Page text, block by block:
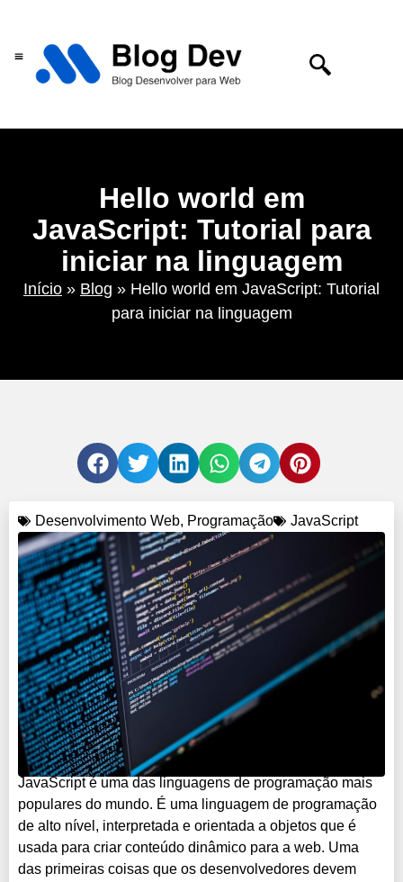
Hello world em
JavaScript: Tutorial para
iniciar na linguagem
Início » Blog » Hello world em JavaScript: Tutorial
para iniciar na linguagem
Desenvolvimento Web, Programação JavaScript
JavaScript é uma das linguagens de programação mais
populares do mundo. É uma linguagem de programação
de alto nível, interpretada e orientada a objetos que é
usada para criar conteúdo dinâmico para a web. Uma
das primeiras coisas que os desenvolvedores devem